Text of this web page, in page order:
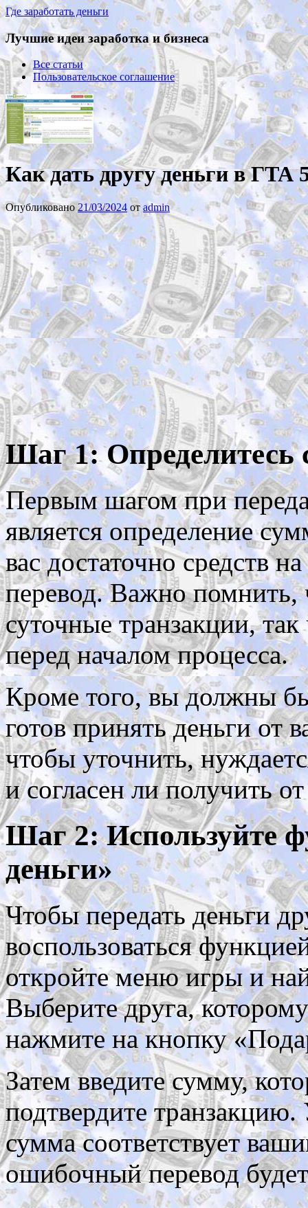
Где заработать деньги
Лучшие идеи заработка и бизнеса
Все статьи
Пользовательское соглашение
Как дать другу деньги в ГТА
Опубликовано 21/03/2024 отadmin
Шаг 1: Определитесь
Первым шагом при
является определение
вас достаточно средств
перевод. Важно помнить,
суточные транзакции,
перед началом процесса.
Кроме того, вы должны
готов принять деньги от
чтобы уточнить,
и согласен ли получить
Шаг 2: Используйте
деньги»
Чтобы передать деньги
воспользоваться
откройте меню игры и
Выберите друга,
нажмите на кнопку
Затем введите сумму,
подтвердите транзакцию.
сумма соответствует
ошибочный перевод